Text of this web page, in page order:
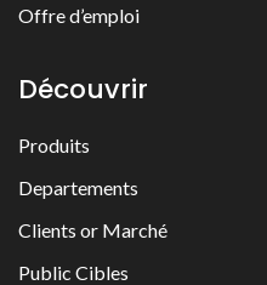
Offre d’emploi
Découvrir
Produits
Departements
Clients or Marché
Public Cibles